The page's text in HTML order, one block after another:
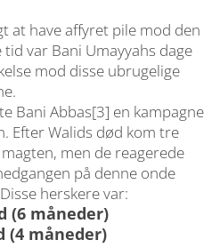
at have affyret pile mod den
var Bani Umayyahs dage
mod disse ubrugelige
Bani Abbas[3] en kampagne
Efter Walids død kom tre
men de reagerede
på denne onde
herskere var:
(6 måneder)
(4 måneder)